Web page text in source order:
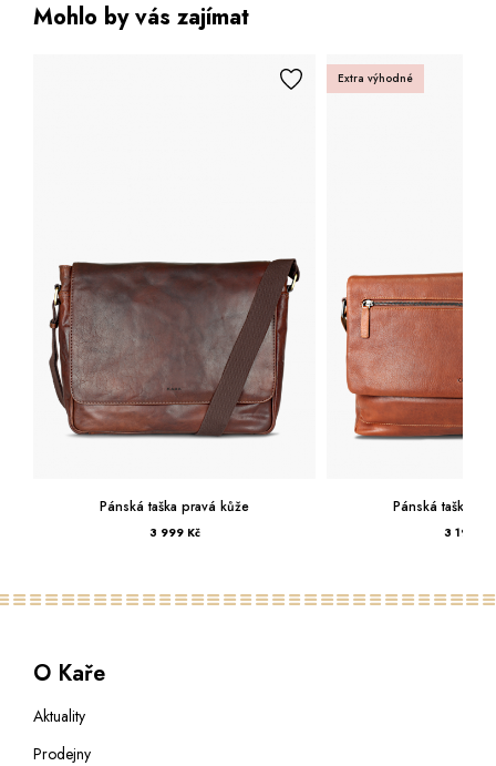
Mohlo by vás zajímat
Pánská taška pravá kůže
3 199 Kč
Pánská
O Kaře
Aktuality
Prodejny